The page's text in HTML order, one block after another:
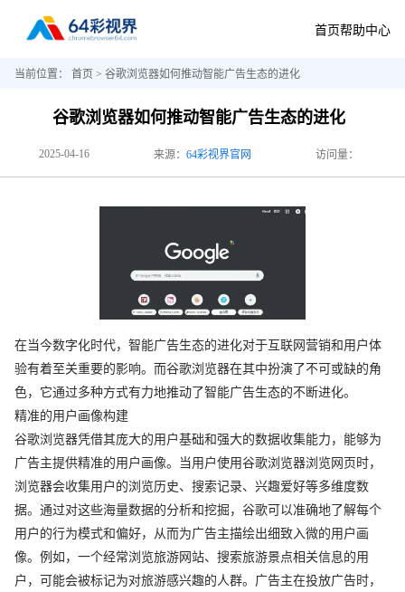
首页帮助中心
当前位置： 首页 > 谷歌浏览器如何推动智能广告生态的进化
谷歌浏览器如何推动智能广告生态的进化
2025-04-16 来源： 64彩视界官网 访问量：
在当今数字化时代，智能广告生态的进化对于互联网营销和用户体
验有着至关重要的影响。而谷歌浏览器在其中扮演了不可或缺的角
色，它通过多种方式有力地推动了智能广告生态的不断进化。
精准的用户画像构建
谷歌浏览器凭借其庞大的用户基础和强大的数据收集能力，能够为
广告主提供精准的用户画像。当用户使用谷歌浏览器浏览网页时，
浏览器会收集用户的浏览历史、搜索记录、兴趣爱好等多维度数
据。通过对这些海量数据的分析和挖掘，谷歌可以准确地了解每个
用户的行为模式和偏好，从而为广告主描绘出细致入微的用户画
像。例如，一个经常浏览旅游网站、搜索旅游景点相关信息的用
户，可能会被标记为对旅游感兴趣的人群。广告主在投放广告时，